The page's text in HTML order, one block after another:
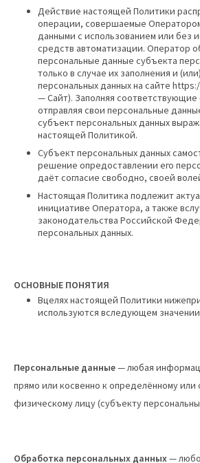
Действие настоящей Политики
операции, совершаемые
данными с использованием или без
средств автоматизации. Оператор
персональные данные субъекта
только в случае их заполнения и
персональных данных на сайте
— Сайт). Заполняя
отправляя свои персональные
субъект персональных данных
настоящей Политикой.
Субъект персональных данных
решение опредоставлении его
даёт согласие свободно, своей
Настоящая Политика подлежит
инициативе Оператора, а также
законодательства Российской
персональных данных.
ОСНОВНЫЕ ПОНЯТИЯ
Вцелях настоящей Политики
используются вследующем
Персональные данные— любая
прямо или косвенно к определённому
физическому лицу (субъекту
Обработка персональных данных—